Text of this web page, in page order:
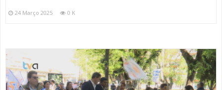
24 Março 2025 0 K